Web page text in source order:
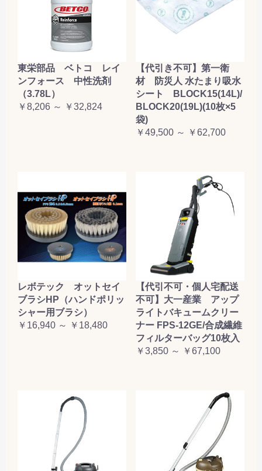
東栄部品 ベトコ レイ
ンフォース 中性洗剤
（3.78L）
￥8,206 ～ ￥32,824
【代引き不可】第一衛
材 防災人 水たまり吸水
シート BLOCK15(14L)/
BLOCK20(19L)(10枚×5
袋)
￥49,500 ～ ￥62,700
レボテック オットセイ
ブラシHP（ハンドポリッ
シャー用ブラシ）
￥16,940 ～ ￥18,480
【代引不可・個人宅配送
不可】大一産業 アップ
ライトバキュームクリー
ナー FPS-12GE/合成繊維
フィルターバッグ10枚入
￥3,850 ～ ￥67,100